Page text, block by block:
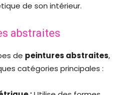
de son intérieur.
abstraites
de peintures abstraites,
catégories principales :